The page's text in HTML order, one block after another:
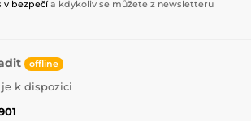
v bezpečí a kdykoliv se můžete z newsletteru
offline
k dispozici